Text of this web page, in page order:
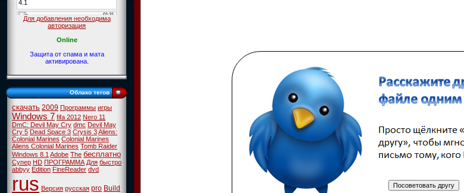
Для добавления необходима
авторизация
Online
Защита от спама и мата
активирована.
Облако тегов
скачать 2009 Программы игры
Windows 7 fifa 2012 Nero 11
DmC: Devil May Cry dmc Devil May
Cry 5 Dead Space 3 Crysis 3Aliens:
Colonial Marines Colonial Marines
Aliens Colonial Marines Tomb Raider
Windows 8.1Adobe The бесплатно
Супер HD ПРОГРАММА Для быстро
abbyy Edition FineReader dvd
rus Версия русская pro Build